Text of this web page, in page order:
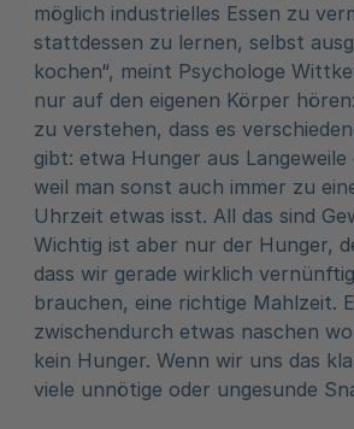
möglich industrielles Essen zu
stattdessen zu lernen, selbst
kochen“, meint Psychologe
nur auf den eigenen Körper
zu verstehen, dass es
gibt: etwa Hunger aus Langeweile
weil man sonst auch immer zu
Uhrzeit etwas isst. All das sind
Wichtig ist aber nur der Hunger,
dass wir gerade wirklich
brauchen, eine richtige Mahlzeit.
zwischendurch etwas naschen
kein Hunger. Wenn wir uns das
viele unnötige oder ungesunde